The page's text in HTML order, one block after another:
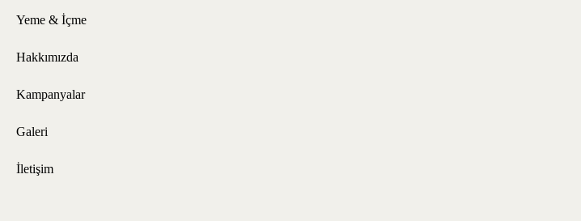
Yeme & İçme
Hakkımızda
Kampanyalar
Galeri
İletişim